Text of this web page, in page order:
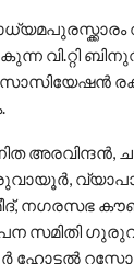
നഗരസഭ
സമിതി
ഹോട്ടൽ